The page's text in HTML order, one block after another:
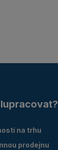
na trhu
prodejnu